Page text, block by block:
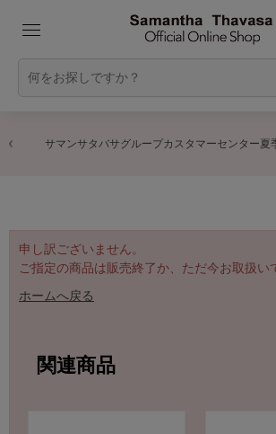
サマンサタバサグループカスタマーセンター夏
申し訳ございません。
ご指定の商品は販売終了か、ただ今お取扱い
ホームへ戻る
関連商品